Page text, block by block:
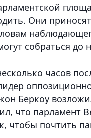
Они
собраться до
часов
Беркоу
что парламент
чтобы почтить